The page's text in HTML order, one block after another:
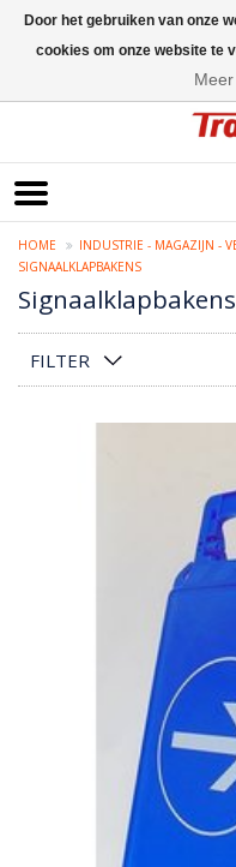
HOME INDUSTRIE - MAGAZIJN -
SIGNAALKLAPBAKENS
Signaalklapbakens
FILTER
Door het gebruiken van onze
cookies om onze website te